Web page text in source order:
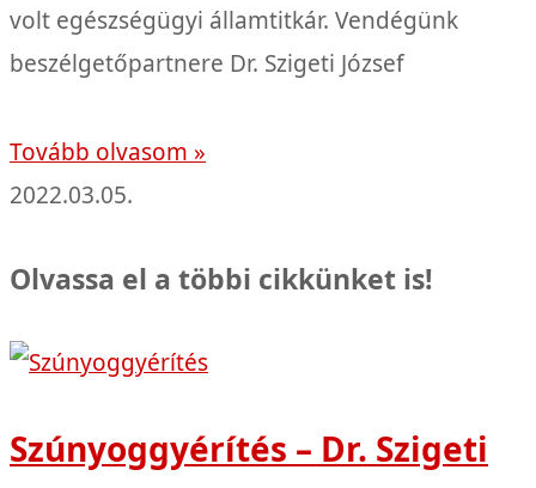
volt egészségügyi államtitkár. Vendégünk
beszélgetőpartnere Dr. Szigeti József
Tovább olvasom »
2022.03.05.
Olvassa el a többi cikkünket is!
Szúnyoggyérítés – Dr. Szigeti